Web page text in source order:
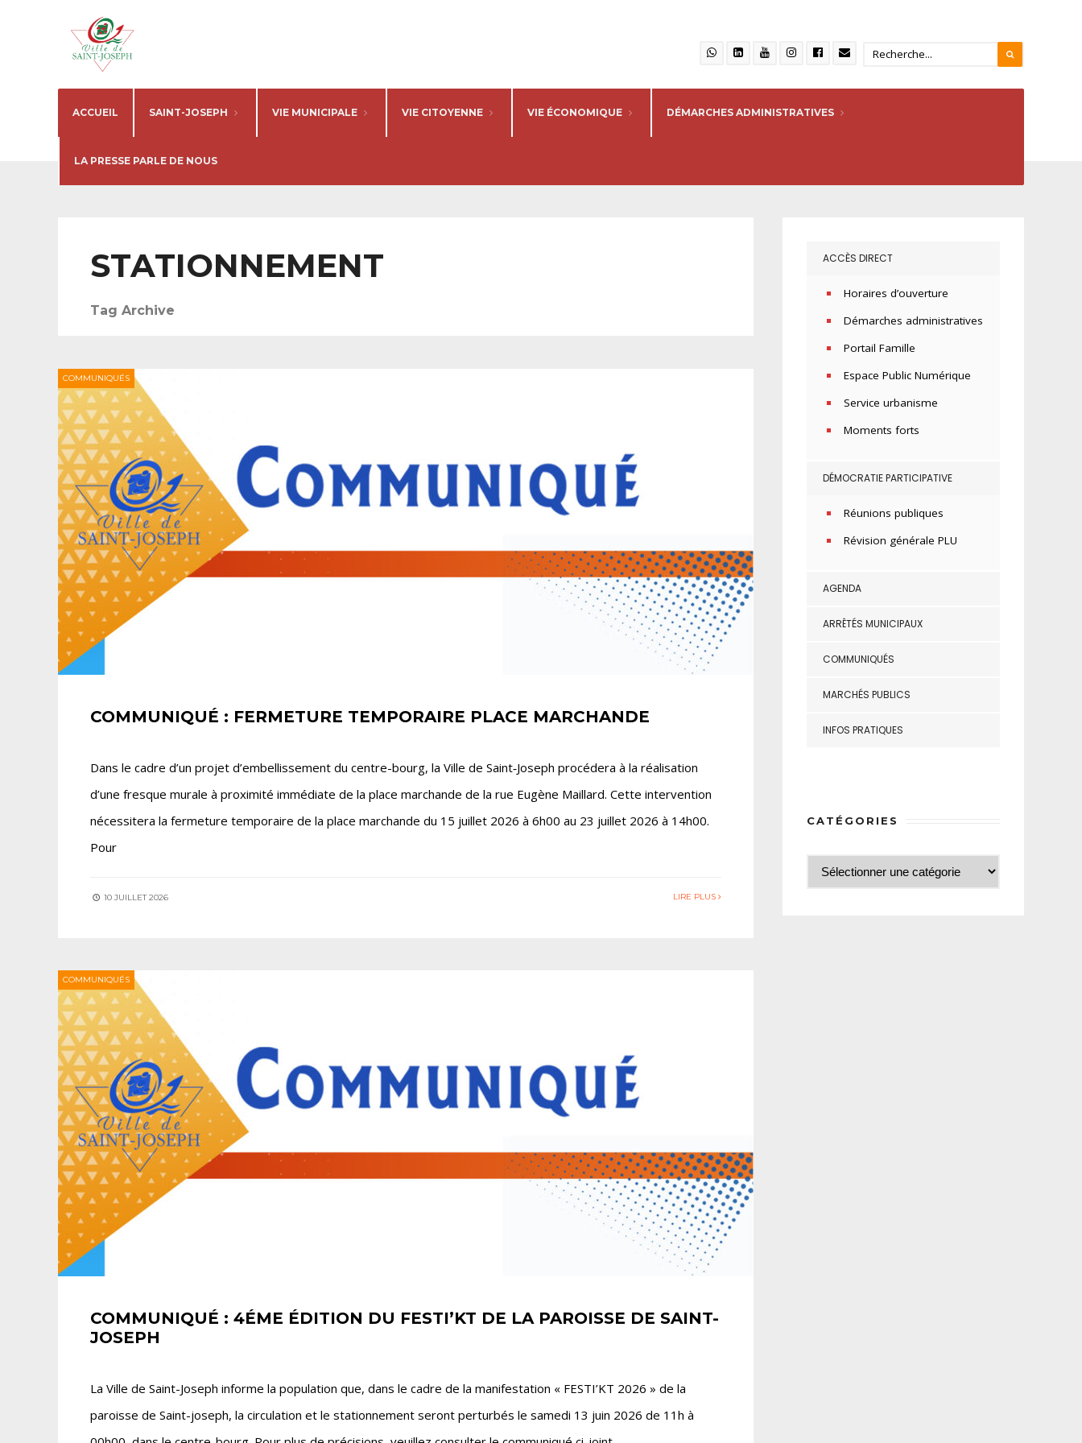
ACCUEIL SAINT-JOSEPH VIE MUNICIPALE VIE CITOYENNE VIE ÉCONOMIQUE DÉMARCHES ADMINISTRATIVES
LA PRESSE PARLE DE NOUS
STATIONNEMENT
Tag Archive
COMMUNIQUÉS
COMMUNIQUÉ : FERMETURE TEMPORAIRE PLACE MARCHANDE
Dans le cadre d’un projet d’embellissement du centre-bourg, la Ville de Saint‑Joseph procédera à la réalisation
d’une fresque murale à proximité immédiate de la place marchande de la rue Eugène Maillard. Cette intervention
nécessitera la fermeture temporaire de la place marchande du 15 juillet 2026 à 6h00 au 23 juillet 2026 à 14h00.
Pour
10 JUILLET 2026 LIRE PLUS
COMMUNIQUÉS
COMMUNIQUÉ : 4ÉME ÉDITION DU FESTI’KT DE LA PAROISSE DE SAINT-
JOSEPH
La Ville de Saint-Joseph informe la population que, dans le cadre de la manifestation « FESTI’KT 2026 » de la
paroisse de Saint-joseph, la circulation et le stationnement seront perturbés le samedi 13 juin 2026 de 11h à
ACCÈS DIRECT
Horaires d’ouverture
Démarches administratives
Portail Famille
Espace Public Numérique
Service urbanisme
Moments forts
DÉMOCRATIE PARTICIPATIVE
Réunions publiques
Révision générale PLU
AGENDA
ARRÊTÉS MUNICIPAUX
COMMUNIQUÉS
MARCHÉS PUBLICS
INFOS PRATIQUES
CATÉGORIES